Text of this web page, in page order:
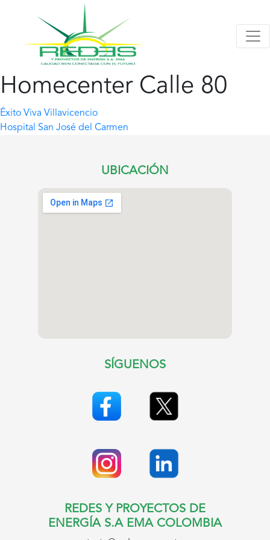
Homecenter Calle 80
Navegación
de
Éxito Viva Villavicencio
Hospital San José del Carmen
UBICACIÓN
SÍGUENOS
REDES Y PROYECTOS DE
ENERGÍA S.A EMA COLOMBIA